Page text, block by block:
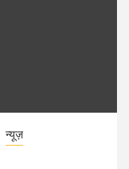
न्यूज़